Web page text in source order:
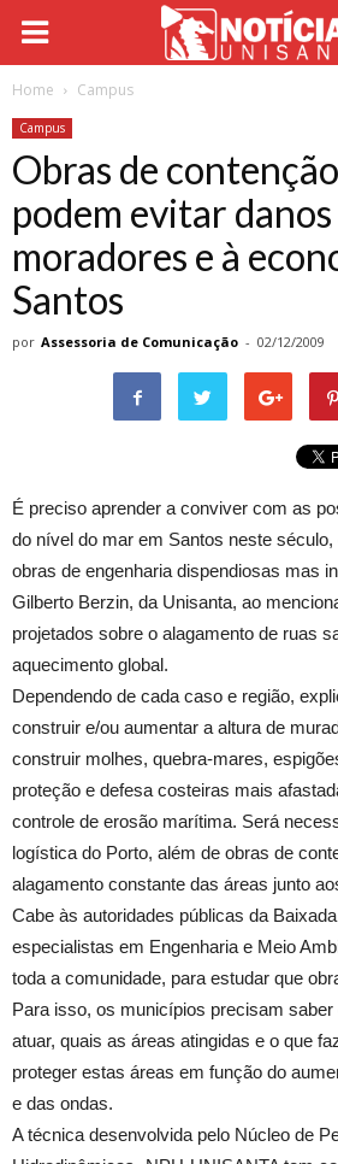
Home Campus
Campus
Obras de
podem evitar danos
moradores e à
Santos
por Assessoria de Comunicação - 02/12/2009
É preciso aprender a conviver com as
do nível do mar em Santos neste
obras de engenharia dispendiosas mas
Gilberto Berzin, da Unisanta, ao
projetados sobre o alagamento de ruas
aquecimento global.
Dependendo de cada caso e região,
construir e/ou aumentar a altura de
construir molhes, quebra-mares,
proteção e defesa costeiras mais
controle de erosão marítima. Será
logística do Porto, além de obras de
alagamento constante das áreas junto
Cabe às autoridades públicas da
especialistas em Engenharia e Meio
toda a comunidade, para estudar que
Para isso, os municípios precisam
atuar, quais as áreas atingidas e o que
proteger estas áreas em função do
e das ondas.
A técnica desenvolvida pelo Núcleo de